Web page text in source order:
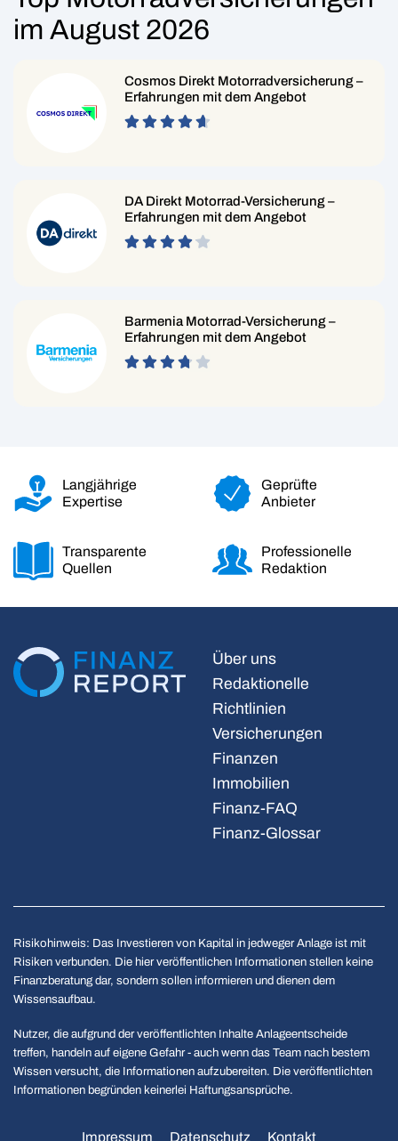
im August 2026
Cosmos Direkt Motorradversicherung –
Erfahrungen mit dem Angebot
DA Direkt Motorrad-Versicherung –
Erfahrungen mit dem Angebot
Barmenia Motorrad-Versicherung –
Erfahrungen mit dem Angebot
Langjährige
Expertise
Geprüfte
Anbieter
Transparente
Quellen
Professionelle
Redaktion
Über uns
Redaktionelle
Richtlinien
Versicherungen
Finanzen
Immobilien
Finanz-FAQ
Finanz-Glossar
Risikohinweis: Das Investieren von Kapital in jedweger Anlage ist mit
Risiken verbunden. Die hier veröffentlichen Informationen stellen keine
Finanzberatung dar, sondern sollen informieren und dienen dem
Wissensaufbau.
Nutzer, die aufgrund der veröffentlichten Inhalte Anlageentscheide
treffen, handeln auf eigene Gefahr - auch wenn das Team nach bestem
Wissen versucht, die Informationen aufzubereiten. Die veröffentlichten
Informationen begründen keinerlei Haftungsansprüche.
Impressum Datenschutz Kontakt